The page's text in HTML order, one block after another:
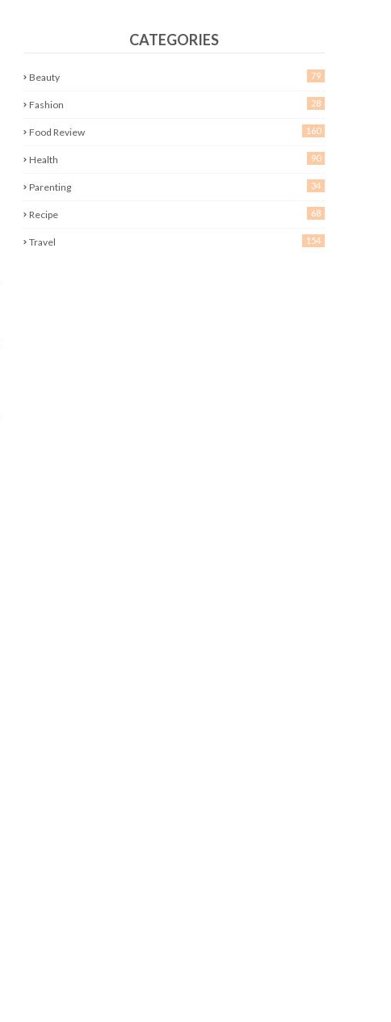
CATEGORIES
Beauty 79
Fashion 28
Food Review 160
Health 90
Parenting 34
Recipe 68
Travel 154